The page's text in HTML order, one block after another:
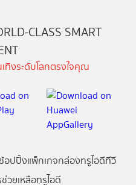
CLASS SMART
ทิงระดับโลกตรงใจคุณ
ช้อปปิ้งแพ็กเกจกล่องทรูไอดีทีวี
วยเหลือทรูไอดี